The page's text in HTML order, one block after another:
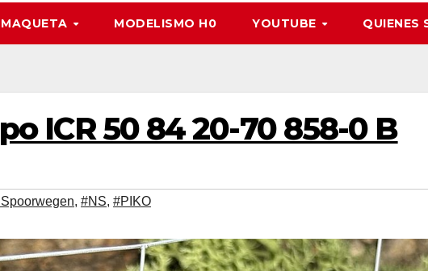
MODELISMO H0 YOUTUBE QUIENES
ICR 50 84 20-70 858-0 B
, #NS, #PIKO